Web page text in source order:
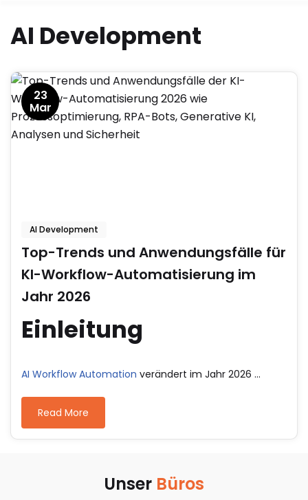
Skip
content
AI Development
23
Mar
AI Development
Top-Trends und Anwendungsfälle für
KI-Workflow-Automatisierung im
Jahr 2026
Einleitung
AI Workflow Automation verändert im Jahr 2026 ...
Read More
Unser Büros​